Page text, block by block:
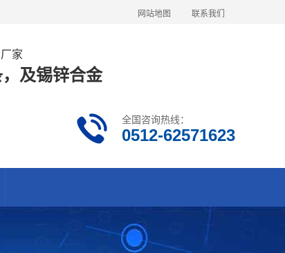
网站地图 联系我们
家
及锡锌合金
全国咨询热线：
0512-62571623